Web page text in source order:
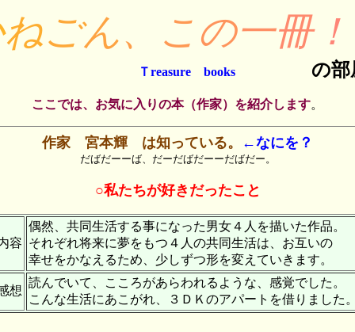
ねごん、 こ の一冊！
reasure books の部
ここでは、お気に入りの本（作家）を紹介します。
作家 宮本輝 は知っている。 ←なにを？
だばだーーば、だーだばだーーだばだー。
○私たちが好きだったこと
容
偶然、共同生活する事になった男女４人を描いた作品。
それぞれ将来に夢をもつ４人の共同生活は、お互いの
幸せをかなえるため、少しずつ形を変えていきます。
想
読んでいて、こころがあらわれるような、感覚でした。
こんな生活にあこがれ、３ＤＫのアパートを借りました。